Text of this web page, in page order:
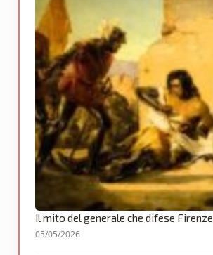
Il mito del generale che difese Firenze
05/05/2026